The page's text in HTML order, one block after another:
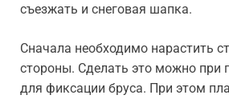
съезжать и снеговая шапка.
Сначала необходимо нарастить
стороны. Сделать это можно при
для фиксации бруса. При этом